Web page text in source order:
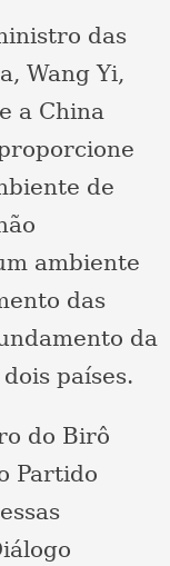
das
Wang Yi,
a China
de
ambiente
das
da
países.
do Birô
Partido